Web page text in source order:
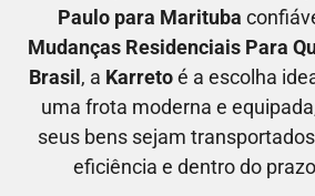
Paulo para Marituba
Mudanças Residenciais Para
Brasil , a Karretoé a escolha
uma frota moderna e
seus bens sejam
eficiência e dentro do